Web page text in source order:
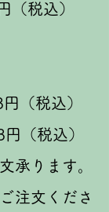
税込）
（税込）
（税込）
ります。
注文くださ